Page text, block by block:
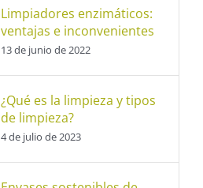
Limpiadores enzimáticos:
ventajas e inconvenientes
13 de junio de 2022
¿Qué es la limpieza y tipos
de limpieza?
4 de julio de 2023